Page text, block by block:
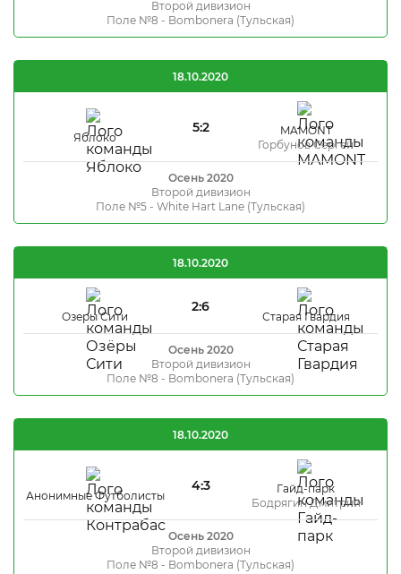
Второй дивизион
Поле №8 - Bombonera (Тульская)
Яблоко
5:2
MAMONT
Горбунов Сергей
18.10.2020
Осень 2020
Второй дивизион
Поле №5 - White Hart Lane (Тульская)
Озеры Сити
2:6
Старая Гвардия
18.10.2020
Осень 2020
Второй дивизион
Поле №8 - Bombonera (Тульская)
Анонимные Футболисты
4:3
Гайд-парк
Бодрягин Дмитрий
18.10.2020
Осень 2020
Второй дивизион
Поле №8 - Bombonera (Тульская)